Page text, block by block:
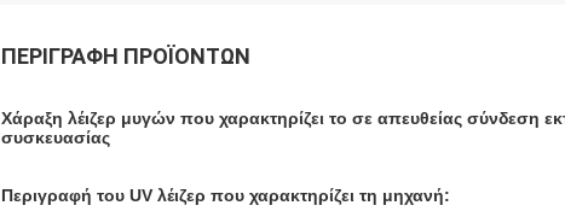
ΠΕΡΙΓΡΑΦΉ ΠΡΟΪΌΝΤΩΝ
Χάραξη λέιζερ μυγών που χαρακτηρίζει το σε απευθείας σύνδεση
συσκευασίας
Περιγραφή του UV λέιζερ που χαρακτηρίζει τη μηχανή: